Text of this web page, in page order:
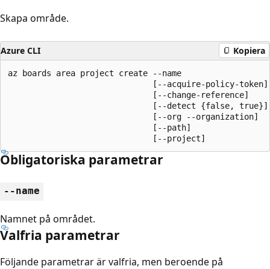
Skapa område.
Azure CLI Kopiera
az boards area project create --name
                              [--acquire-policy-token]
                              [--change-reference]
                              [--detect {false, true}]
                              [--org --organization]
                              [--path]
                              [--project]
Obligatoriska parametrar
--name
Namnet på området.
Valfria parametrar
Följande parametrar är valfria, men beroende på